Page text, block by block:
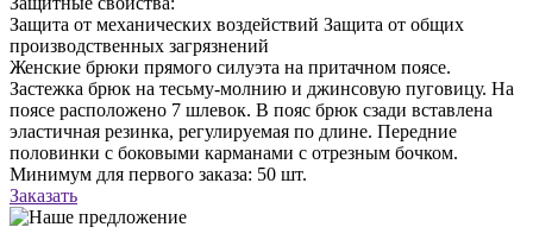
Защита от механических воздействий Защита от общих
производственных загрязнений
Женские брюки прямого силуэта на притачном поясе.
Застежка брюк на тесьму-молнию и джинсовую пуговицу. На
поясе расположено 7 шлевок. В пояс брюк сзади вставлена
эластичная резинка, регулируемая по длине. Передние
половинки с боковыми карманами с отрезным бочком.
Минимум для первого заказа: 50 шт.
Заказать